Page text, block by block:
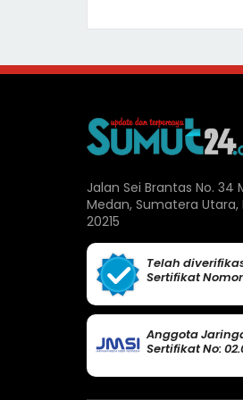
Jalan Sei Brantas No. 34
Medan, Sumatera Utara,
20215
Telah
Sertifikat
Anggota
Sertifikat No: